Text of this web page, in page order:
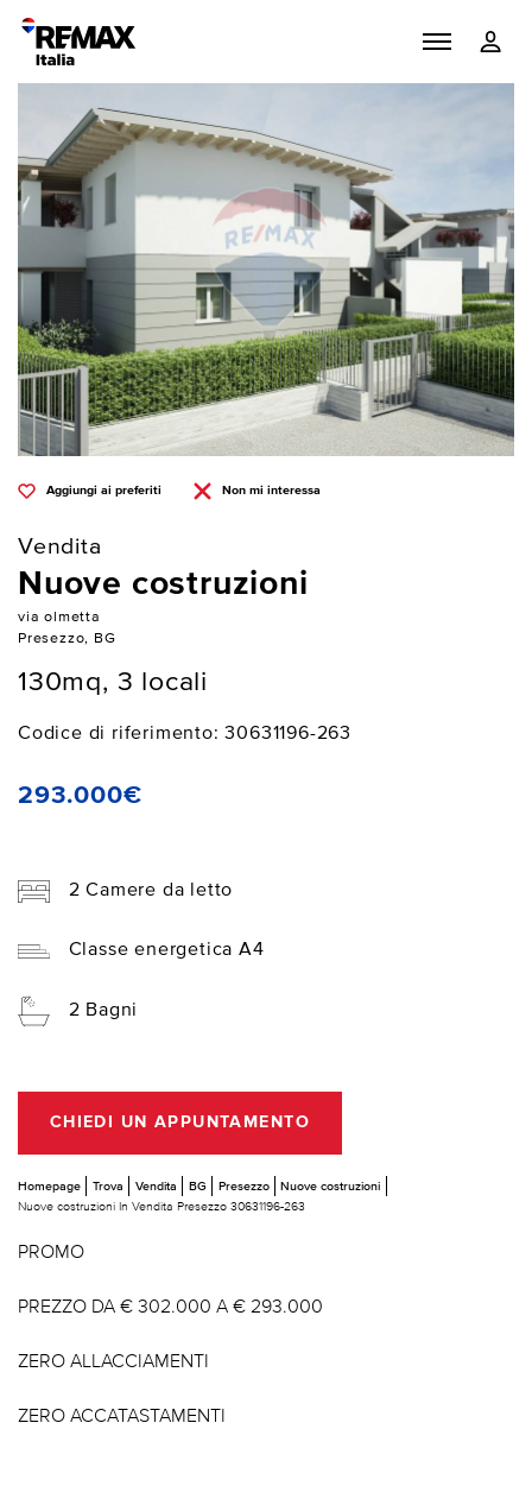
Aggiungi ai preferiti Non mi interessa
Vendita
Nuove costruzioni
via olmetta
Presezzo, BG
130mq, 3 locali
Codice di riferimento: 30631196-263
293.000€
2 Camere da letto
Classe energetica A4
2 Bagni
CHIEDI UN APPUNTAMENTO
Homepage Trova Vendita BG Presezzo
Nuove costruzioni
Nuove costruzioni In Vendita Presezzo 30631196-263
PROMO
PREZZO DA € 302.000 A € 293.000
ZERO ALLACCIAMENTI
ZERO ACCATASTAMENTI